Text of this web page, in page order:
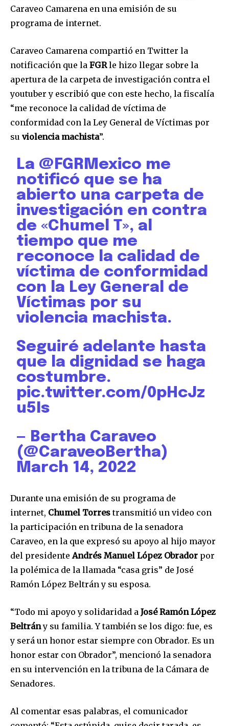
Caraveo Camarena en una emisión de su
programa de internet.
Caraveo Camarena compartió en Twitter la
notificación que la FGRle hizo llegar sobre la
apertura de la carpeta de investigación contra el
youtuber y escribió que con este hecho, la fiscalía
“me reconoce la calidad de víctima de
conformidad con la Ley General de Víctimas por
su violencia machista”.
La @FGRMexico me
notificó que se ha
abierto una carpeta de
investigación en contra
de «Chumel T», al
tiempo que me
reconoce la calidad de
víctima de conformidad
con la Ley General de
Víctimas por su
violencia machista.
Seguiré adelante hasta
que la dignidad se haga
costumbre.
pic.twitter.com/0pHcJz
u5Is
— Bertha Caraveo
(@CaraveoBertha)
March 14, 2022
Durante una emisión de su programa de
internet, Chumel Torrestransmitió un video con
la participación en tribuna de la senadora
Caraveo, en la que expresó su apoyo al hijo mayor
del presidente Andrés Manuel López Obrador por
la polémica de la llamada “casa gris” de José
Ramón López Beltrán y su esposa.
“Todo mi apoyo y solidaridad a José Ramón López
Beltrány su familia. Y también se los digo: fue, es
y será un honor estar siempre con Obrador. Es un
honor estar con Obrador”, mencionó la senadora
en su intervención en la tribuna de la Cámara de
Senadores.
Al comentar esas palabras, el comunicador